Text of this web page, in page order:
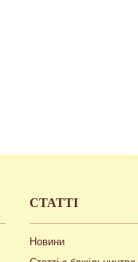
СТАТТІ
Новини